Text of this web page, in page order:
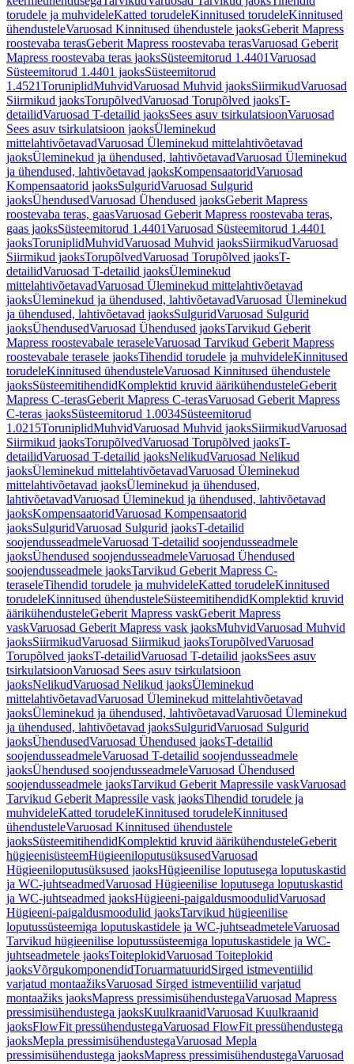
torudele ja muhvideleKatted torudeleKinnitused torudeleKinnitused
ühendusteleVaruosad Kinnitused ühendustele jaoksGeberit Mapress
roostevaba terasGeberit Mapress roostevaba terasVaruosad Geberit
Mapress roostevaba teras jaoksSüsteemitorud 1.4401Varuosad
Süsteemitorud 1.4401 jaoksSüsteemitorud
1.4521ToruniplidMuhvidVaruosad Muhvid jaoksSiirmikudVaruosad
Siirmikud jaoksTorupõlvedVaruosad Torupõlved jaoksT-
detailidVaruosad T-detailid jaoksSees asuv tsirkulatsioonVaruosad
Sees asuv tsirkulatsioon jaoksÜleminekud
mittelahtivõetavadVaruosad Üleminekud mittelahtivõetavad
jaoksÜleminekud ja ühendused, lahtivõetavadVaruosad Üleminekud
ja ühendused, lahtivõetavad jaoksKompensaatoridVaruosad
Kompensaatorid jaoksSulguridVaruosad Sulgurid
jaoksÜhendusedVaruosad Ühendused jaoksGeberit Mapress
roostevaba teras, gaasVaruosad Geberit Mapress roostevaba teras,
gaas jaoksSüsteemitorud 1.4401Varuosad Süsteemitorud 1.4401
jaoksToruniplidMuhvidVaruosad Muhvid jaoksSiirmikudVaruosad
Siirmikud jaoksTorupõlvedVaruosad Torupõlved jaoksT-
detailidVaruosad T-detailid jaoksÜleminekud
mittelahtivõetavadVaruosad Üleminekud mittelahtivõetavad
jaoksÜleminekud ja ühendused, lahtivõetavadVaruosad Üleminekud
ja ühendused, lahtivõetavad jaoksSulguridVaruosad Sulgurid
jaoksÜhendusedVaruosad Ühendused jaoksTarvikud Geberit
Mapress roostevabale teraseleVaruosad Tarvikud Geberit Mapress
roostevabale terasele jaoksTihendid torudele ja muhvideleKinnitused
torudeleKinnitused ühendusteleVaruosad Kinnitused ühendustele
jaoksSüsteemitihendidKomplektid kruvid äärikühendusteleGeberit
Mapress C-terasGeberit Mapress C-terasVaruosad Geberit Mapress
C-teras jaoksSüsteemitorud 1.0034Süsteemitorud
1.0215ToruniplidMuhvidVaruosad Muhvid jaoksSiirmikudVaruosad
Siirmikud jaoksTorupõlvedVaruosad Torupõlved jaoksT-
detailidVaruosad T-detailid jaoksNelikudVaruosad Nelikud
jaoksÜleminekud mittelahtivõetavadVaruosad Üleminekud
mittelahtivõetavad jaoksÜleminekud ja ühendused,
lahtivõetavadVaruosad Üleminekud ja ühendused, lahtivõetavad
jaoksKompensaatoridVaruosad Kompensaatorid
jaoksSulguridVaruosad Sulgurid jaoksT-detailid
soojendusseadmeleVaruosad T-detailid soojendusseadmele
jaoksÜhendused soojendusseadmeleVaruosad Ühendused
soojendusseadmele jaoksTarvikud Geberit Mapress C-
teraseleTihendid torudele ja muhvideleKatted torudeleKinnitused
torudeleKinnitused ühendusteleSüsteemitihendidKomplektid kruvid
äärikühendusteleGeberit Mapress vaskGeberit Mapress
vaskVaruosad Geberit Mapress vask jaoksMuhvidVaruosad Muhvid
jaoksSiirmikudVaruosad Siirmikud jaoksTorupõlvedVaruosad
Torupõlved jaoksT-detailidVaruosad T-detailid jaoksSees asuv
tsirkulatsioonVaruosad Sees asuv tsirkulatsioon
jaoksNelikudVaruosad Nelikud jaoksÜleminekud
mittelahtivõetavadVaruosad Üleminekud mittelahtivõetavad
jaoksÜleminekud ja ühendused, lahtivõetavadVaruosad Üleminekud
ja ühendused, lahtivõetavad jaoksSulguridVaruosad Sulgurid
jaoksÜhendusedVaruosad Ühendused jaoksT-detailid
soojendusseadmeleVaruosad T-detailid soojendusseadmele
jaoksÜhendused soojendusseadmeleVaruosad Ühendused
soojendusseadmele jaoksTarvikud Geberit Mapressile vaskVaruosad
Tarvikud Geberit Mapressile vask jaoksTihendid torudele ja
muhvideleKatted torudeleKinnitused torudeleKinnitused
ühendusteleVaruosad Kinnitused ühendustele
jaoksSüsteemitihendidKomplektid kruvid äärikühendusteleGeberit
hügieenisüsteemHügieeniloputusüksusedVaruosad
Hügieeniloputusüksused jaoksHügieenilise loputusega loputuskastid
ja WC-juhtseadmedVaruosad Hügieenilise loputusega loputuskastid
ja WC-juhtseadmed jaoksHügieeni-paigaldusmoodulidVaruosad
Hügieeni-paigaldusmoodulid jaoksTarvikud hügieenilise
loputussüsteemiga loputuskastidele ja WC-juhtseadmeteleVaruosad
Tarvikud hügieenilise loputussüsteemiga loputuskastidele ja WC-
juhtseadmetele jaoksToiteplokidVaruosad Toiteplokid
jaoksVõrgukomponendidToruarmatuuridSirged istmeventiilid
varjatud montaažiksVaruosad Sirged istmeventiilid varjatud
montaažiks jaoksMapress pressimisühendustegaVaruosad Mapress
pressimisühendustega jaoksKuulkraanidVaruosad Kuulkraanid
jaoksFlowFit pressühendustegaVaruosad FlowFit pressühendustega
jaoksMepla pressimisühendustegaVaruosad Mepla
pressimisühendustega jaoksMapress pressimisühendustegaVaruosad